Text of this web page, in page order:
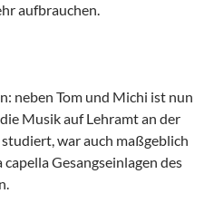
aufbrauchen.
neben Tom und Michi ist nun
Musik auf Lehramt an der
war auch maßgeblich
Gesangseinlagen des